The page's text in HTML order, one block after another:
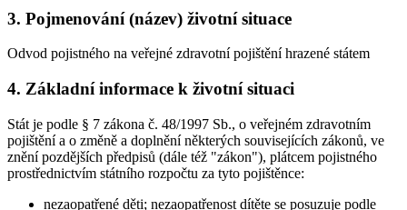
3. Pojmenování (název) životní situace
Odvod pojistného na veřejné zdravotní pojištění hrazené státem
4. Základní informace k životní situaci
Stát je podle § 7 zákona č. 48/1997 Sb., o veřejném zdravotním
pojištění a o změně a doplnění některých souvisejících zákonů, ve
znění pozdějších předpisů (dále též "zákon"), plátcem pojistného
prostřednictvím státního rozpočtu za tyto pojištěnce:
nezaopatřené děti; nezaopatřenost dítěte se posuzuje podle